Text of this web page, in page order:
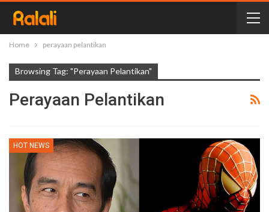
Home perayaan pelantikan
Browsing Tag: "perayaan Pelantikan"
Perayaan Pelantikan
HOT NEWS